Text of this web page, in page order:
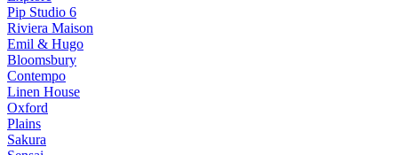
Pip Studio 6
Riviera Maison
Emil & Hugo
Bloomsbury
Contempo
Linen House
Oxford
Plains
Sakura